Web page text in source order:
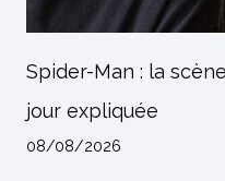
Spider-Man : la
jour expliquée
08/08/2026